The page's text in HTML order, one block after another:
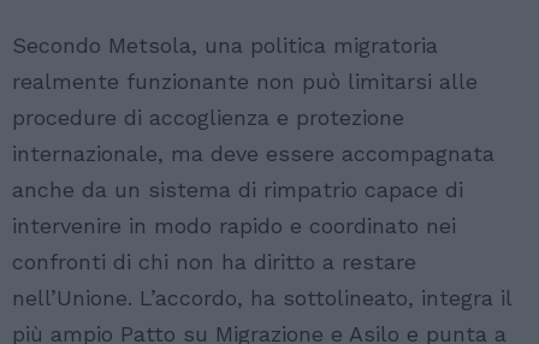
Secondo Metsola, una politica migratoria
realmente funzionante non può limitarsi alle
procedure di accoglienza e protezione
internazionale, ma deve essere accompagnata
anche da un sistema di rimpatrio capace di
intervenire in modo rapido e coordinato nei
confronti di chi non ha diritto a restare
nell’Unione. L’accordo, ha sottolineato, integra il
più ampio Patto su Migrazione e Asilo e punta a